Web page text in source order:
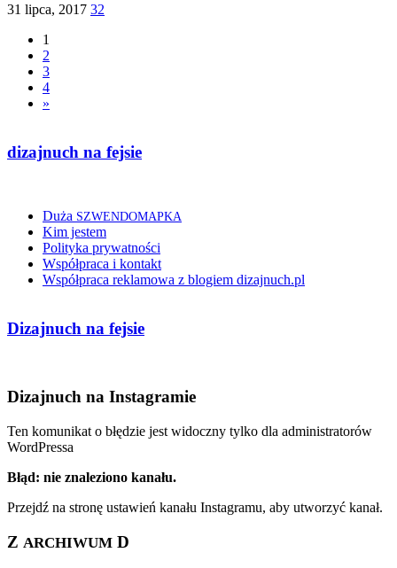
31 lipca, 2017 32
1
2
3
4
»
dizajnuch na fejsie
Duża SZWENDOMAPKA
Kim jestem
Polityka prywatności
Współpraca i kontakt
Współpraca reklamowa z blogiem dizajnuch.pl
Dizajnuch na fejsie
Dizajnuch na Instagramie
Ten komunikat o błędzie jest widoczny tylko dla administratorów
WordPressa
Błąd: nie znaleziono kanału.
Przejdź na stronę ustawień kanału Instagramu, aby utworzyć kanał.
Z ARCHIWUM D